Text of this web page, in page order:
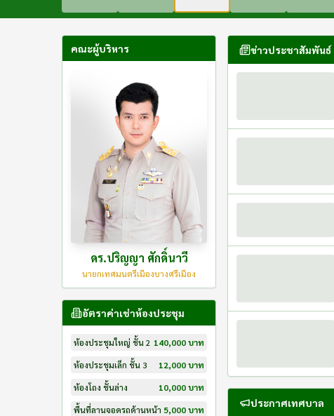
คณะผู้บริหาร
ดร.ปริญญา ศักดิ์นาวี
นายกเทศมนตรีเมืองบางศรีเมือง
อัตราค่าเช่าห้องประชุม
ห้องประชุมใหญ่ ชั้น 2 140,000บาท
ห้องประชุมเล็ก ชั้น 3
12,000บาท
ห้องโถง ชั้นล่าง
10,000บาท
พื้นที่ลานจอดรถด้านหน้า 5,000บาท
ข่าวประชาสัมพันธ์
ประกาศเทศบาล